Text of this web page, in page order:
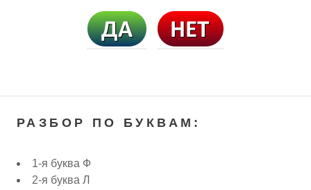
РАЗБОР ПО БУКВАМ:
1-я буква Ф
2-я буква Л